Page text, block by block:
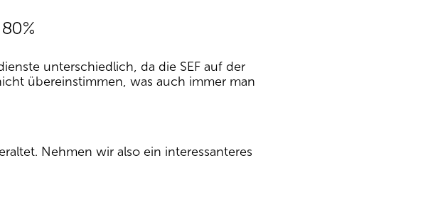
unterschiedlich, da die SEF auf der
übereinstimmen, was auch immer man
Nehmen wir also ein interessanteres